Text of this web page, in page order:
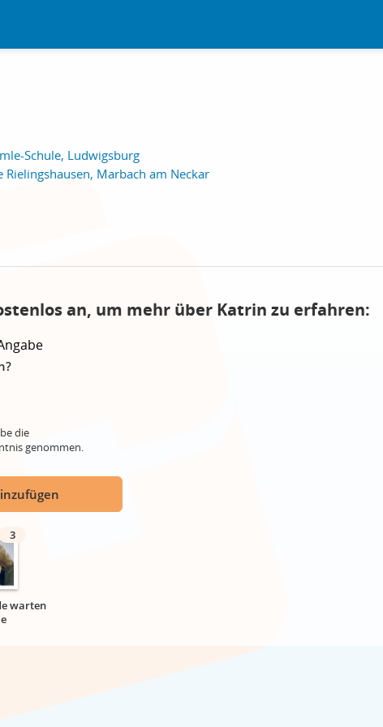
Schule, Ludwigsburg
Rielingshausen, Marbach am Neckar
an, um mehr über Katrin zu erfahren:
die
genommen.
3
warten